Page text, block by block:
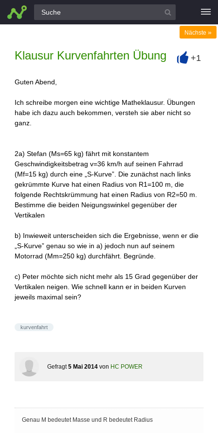
Alle Fragen
Klausur Kurvenfahrten Übung
Nächste »
+1
Guten Abend,
Ich schreibe morgen eine wichtige Matheklausur. Übungen
habe ich dazu auch bekommen, versteh sie aber nicht so
ganz.
2a) Stefan (Ms=65 kg) fährt mit konstantem
Geschwindigkeitsbetrag v=36 km/h auf seinen Fahrrad
(Mf=15 kg) durch eine „S-Kurve”. Die zunächst nach links
gekrümmte Kurve hat einen Radius von R1=100 m, die
folgende Rechtskrümmung hat einen Radius von R2=50 m.
Bestimme die beiden Neigungswinkel gegenüber der
Vertikalen
b) Inwieweit unterscheiden sich die Ergebnisse, wenn er die
„S-Kurve” genau so wie in a) jedoch nun auf seinem
Motorrad (Mm=250 kg) durchfährt. Begründe.
c) Peter möchte sich nicht mehr als 15 Grad gegenüber der
Vertikalen neigen. Wie schnell kann er in beiden Kurven
jeweils maximal sein?
kurvenfahrt
Gefragt 5 Mai 2014 von HC POWER
Genau M bedeutet Masse und R bedeutet Radius